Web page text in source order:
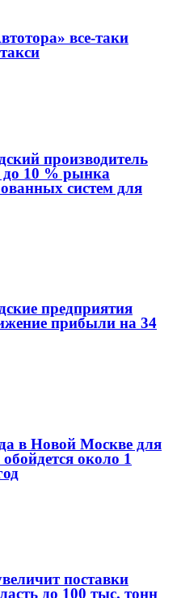
все-таки
производитель
до 10 % рынка
систем для
предприятия
прибыли на 34
в Новой Москве для
около 1
поставки
до 100 тыс. тонн